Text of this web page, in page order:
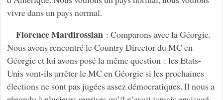
vivre dans un pays normal.
Florence Mardirossian: Comparons avec la Géorgie.
Nous avons rencontré le Country Director du MC en
Géorgie et lui avons posé la même question : les Etats-
Unis vont-ils arrêter le MC en Géorgie si les prochaines
élections ne sont pas jugées assez démocratiques. Il nous a